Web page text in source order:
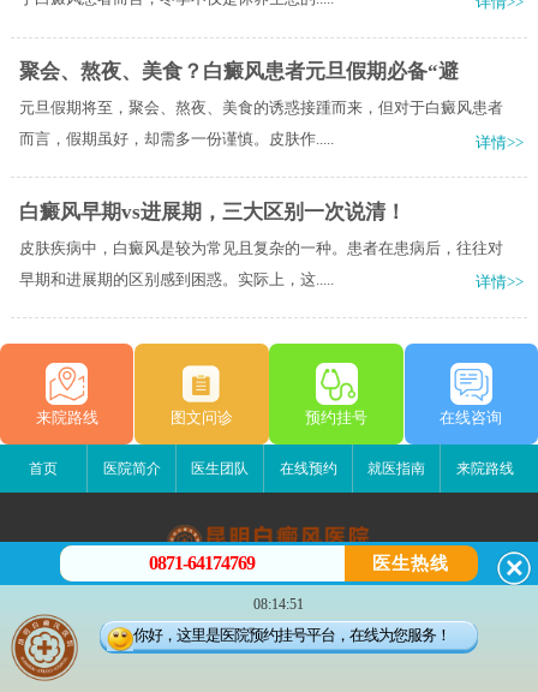
聚会、熬夜、美食？白癜风患者元旦假期必备“避
元旦假期将至，聚会、熬夜、美食的诱惑接踵而来，但对于白癜风患者
而言，假期虽好，却需多一份谨慎。皮肤作.....
详情>>
白癜风早期vs进展期，三大区别一次说清！
皮肤疾病中，白癜风是较为常见且复杂的一种。患者在患病后，往往对
早期和进展期的区别感到困惑。实际上，这.....
详情>>
来院路线 图文问诊 预约挂号 在线咨询
首页 医院简介 医生团队 在线预约 就医指南 来院路线
昆明白癜风医院
昆明市五华区护国路2号
版权所有：昆明白癜风医院
0871-64174769 医生热线
08:14:51
你好，这里是医院预约挂号平台，在线为您服务！